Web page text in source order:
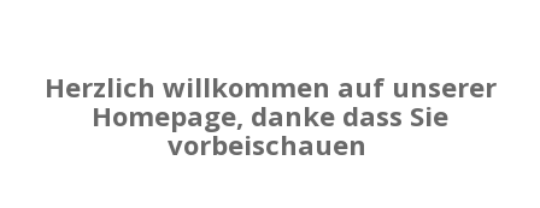
Herzlich willkommen auf unserer
Homepage, danke dass Sie
vorbeischauen